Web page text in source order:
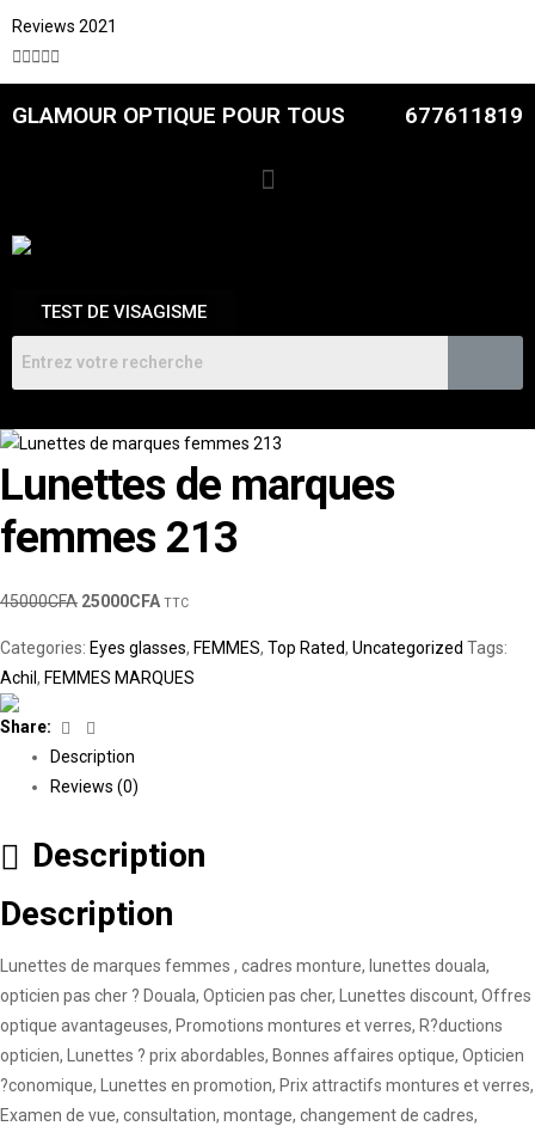
Reviews 2021

GLAMOUR OPTIQUE POUR TOUS 677611819
TEST DE VISAGISME
Lunettes de marques
femmes 213
45000CFA 25000CFA TTC
Categories: Eyes glasses, FEMMES, Top Rated, Uncategorized Tags:
Achil , FEMMES MARQUES
Share: Facebook
Description
Reviews (0)
Description
Description
Lunettes de marques femmes , cadres monture, lunettes douala,
opticien pas cher ? Douala, Opticien pas cher, Lunettes discount, Offres
optique avantageuses, Promotions montures et verres, R?ductions
opticien, Lunettes ? prix abordables, Bonnes affaires optique, Opticien
?conomique, Lunettes en promotion, Prix attractifs montures et verres,
Examen de vue, consultation, montage, changement de cadres,